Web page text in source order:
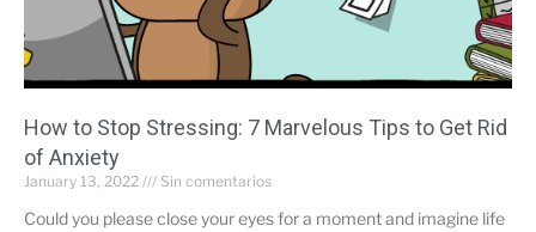
How to Stop Stressing: 7 Marvelous Tips to Get Rid
of Anxiety
January 13, 2022 Sin comentarios
Could you please close your eyes for a moment and imagine life